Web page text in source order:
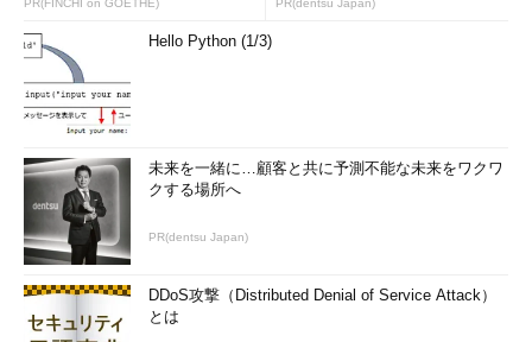
PR(FINCHI on GOETHE) PR(dentsu Japan)
Hello Python (1/3)
未来を一緒に…顧客と共に予測不能な未来をワクワ
クする場所へ
PR(dentsu Japan)
DDoS攻撃（Distributed Denial of Service Attack）
とは